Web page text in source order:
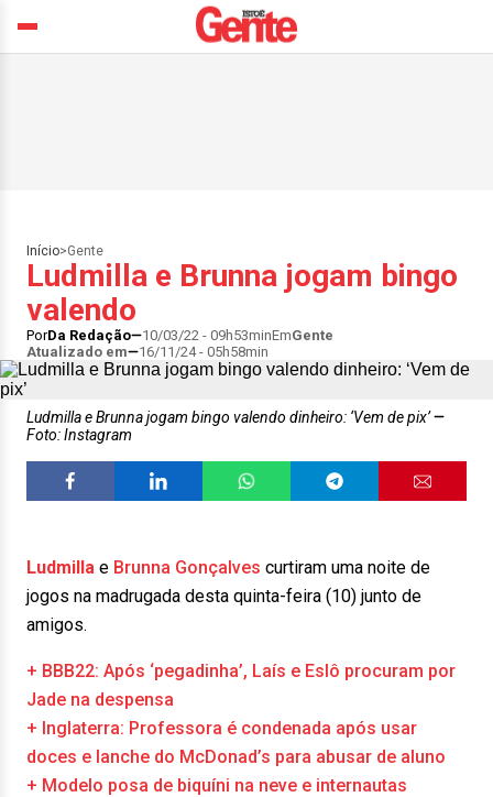
Início>Gente
Ludmilla e Brunna jogam bingo
valendo
PorDa Redação 10/03/22 - 09h53minEmGente
Atualizado em
16/11/24 - 05h58min
Ludmilla e Brunna jogam bingo valendo dinheiro: ‘Vem de pix’
Foto: Instagram
Ludmilla e Brunna Gonçalves curtiram uma noite de
jogos na madrugada desta quinta-feira (10) junto de
amigos.
+ BBB22: Após ‘pegadinha’, Laís e Eslô procuram por
Jade na despensa
+ Inglaterra: Professora é condenada após usar
doces e lanche do McDonad’s para abusar de aluno
+ Modelo posa de biquíni na neve e internautas